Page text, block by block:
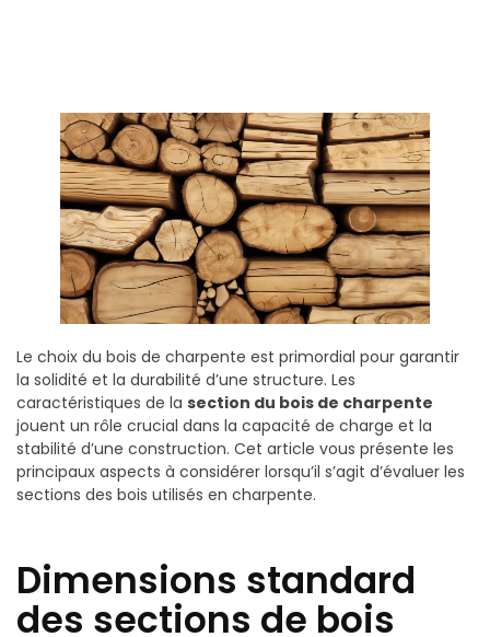
Le choix du bois de charpente est primordial pour garantir
la solidité et la durabilité d’une structure. Les
caractéristiques de la section du bois de charpente
jouent un rôle crucial dans la capacité de charge et la
stabilité d’une construction. Cet article vous présente les
principaux aspects à considérer lorsqu’il s’agit d’évaluer les
sections des bois utilisés en charpente.
Dimensions standard
des sections de bois